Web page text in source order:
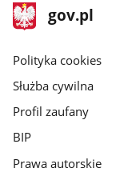
stopka
gov.pl
Strona
gov.pl
gov.pl
Polityka cookies
Służba cywilna
Profil zaufany
BIP
Prawa autorskie